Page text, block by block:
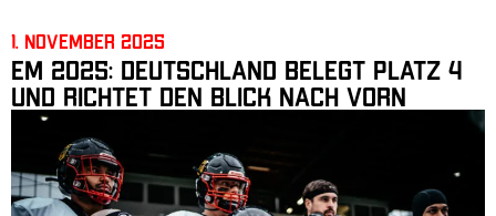
1. November 2025
EM 2025: Deutschland belegt Platz 4
und richtet den Blick nach vorn